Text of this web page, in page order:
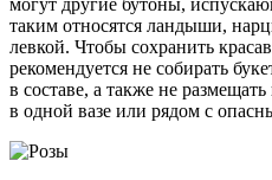
могут другие бутоны,
таким относятся ландыши,
левкой. Чтобы сохранить
рекомендуется не собирать
в составе, а также не
в одной вазе или рядом с